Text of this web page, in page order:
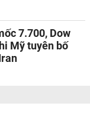
7.700, Dow
Mỹ tuyên bố